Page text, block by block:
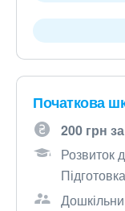
Початкова
200 грн
Розвиток